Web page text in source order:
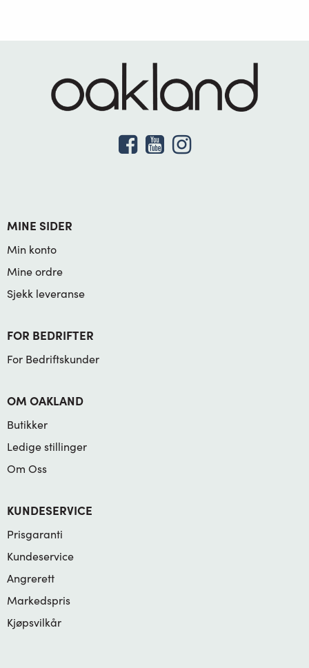
MINE SIDER
Min konto
Mine ordre
Sjekk leveranse
FOR BEDRIFTER
For Bedriftskunder
OM OAKLAND
Butikker
Ledige stillinger
Om Oss
KUNDESERVICE
Prisgaranti
Kundeservice
Angrerett
Markedspris
Kjøpsvilkår